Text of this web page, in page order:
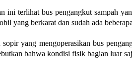
ini terlihat bus pengangkut sampah
yang berkarat dan sudah ada
yang mengoperasikan bus
bahwa kondisi fisik bagian luar